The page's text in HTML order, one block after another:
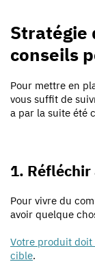
Stratégie
conseils
Pour mettre en
vous suffit de
a par la suite été
1.
Pour vivre du
avoir quelque
Votre produit doit
cible.